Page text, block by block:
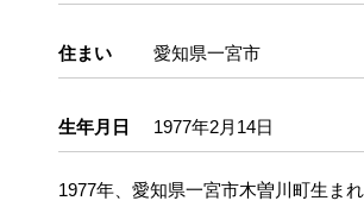
住まい 愛知県一宮市
生年月日 1977年2月14日
1977年、愛知県一宮市木曽川町生ま